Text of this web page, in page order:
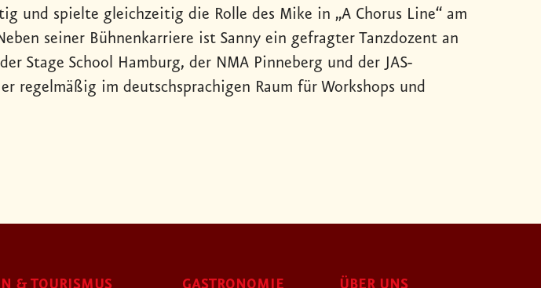
und spielte gleichzeitig die Rolle des Mike in „A Chorus Line“ am
seiner Bühnenkarriere ist Sanny ein gefragter Tanzdozent an
Stage School Hamburg, der NMA Pinneberg und der JAS-
regelmäßig im deutschsprachigen Raum für Workshops und